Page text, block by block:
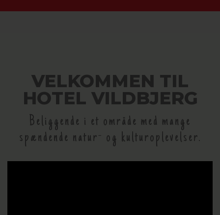
VELKOMMEN TIL
HOTEL VILDBJERG
Beliggende i et område med mange
spændende natur- og kulturoplevelser.